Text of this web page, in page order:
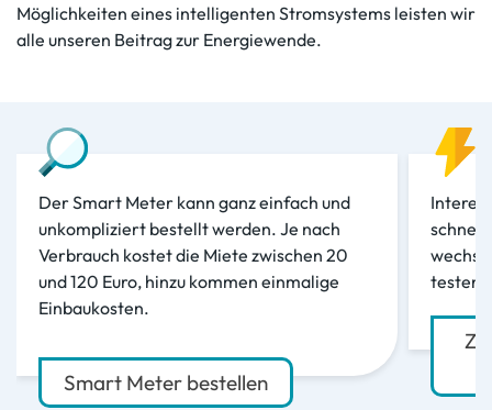
Möglichkeiten eines intelligenten Stromsystems leisten wir
alle unseren Beitrag zur Energiewende.
Der Smart Meter kann ganz einfach und
unkompliziert bestellt werden. Je nach
Verbrauch kostet die Miete zwischen 20
und 120 Euro, hinzu kommen einmalige
Einbaukosten.
Smart Meter bestellen
schnell
testen.